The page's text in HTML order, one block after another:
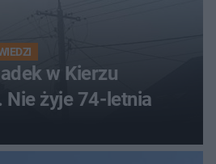
w Kierzu
żyje 74-letnia